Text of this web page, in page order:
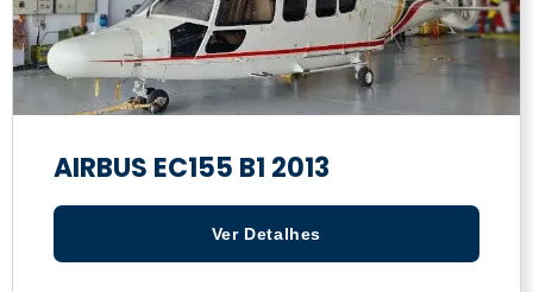
AIRBUS EC155 B1 2013
Ver Detalhes